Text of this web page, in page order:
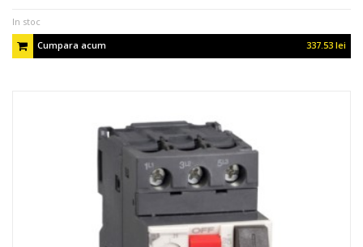
In stoc
Cumpara acum
337.53 lei